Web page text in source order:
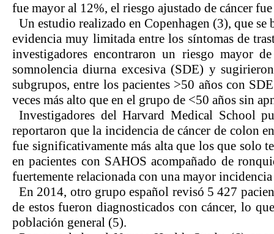
fue mayor al 12%, el riesgo ajustado de cáncer
Un estudio realizado en Copenhagen (3), que se
evidencia muy limitada entre los síntomas de
investigadores encontraron un riesgo mayor
somnolencia diurna excesiva (SDE) y
subgrupos, entre los pacientes >50 años con
veces más alto que en el grupo de <50 años sin
Investigadores del Harvard Medical School
reportaron que la incidencia de cáncer de colon
fue significativamente más alta que los que solo
en pacientes con SAHOS acompañado de
fuertemente relacionada con una mayor
En 2014, otro grupo español revisó 5 427
de estos fueron diagnosticados con cáncer, lo
población general (5).